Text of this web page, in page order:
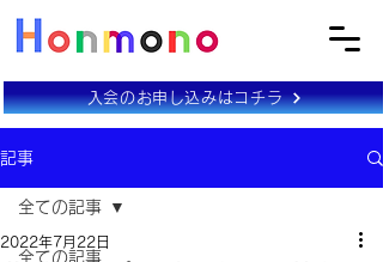
入会のお申し込みはコチラ
記事
全ての記事
全ての記事
2022年7月22日